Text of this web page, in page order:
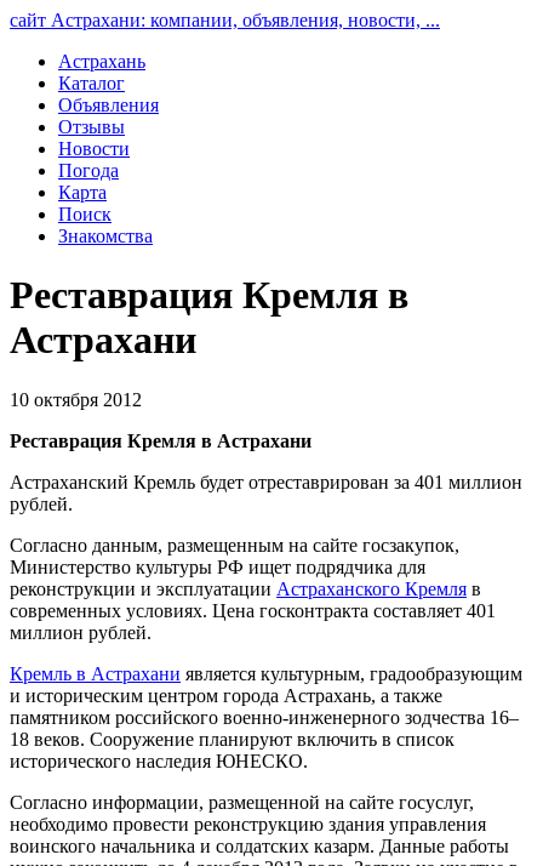
сайт Астрахани: компании, объявления, новости, ...
Астрахань
Каталог
Объявления
Отзывы
Новости
Погода
Карта
Поиск
Знакомства
Реставрация Кремля в
Астрахани
10 октября 2012
Реставрация Кремля в Астрахани
Астраханский Кремль будет отреставрирован за 401 миллион
рублей.
Согласно данным, размещенным на сайте госзакупок,
Министерство культуры РФ ищет подрядчика для
реконструкции и эксплуатации Астраханского Кремля в
современных условиях. Цена госконтракта составляет 401
миллион рублей.
Кремль в Астрахани является культурным, градообразующим
и историческим центром города Астрахань, а также
памятником российского военно-инженерного зодчества 16–
18 веков. Сооружение планируют включить в список
исторического наследия ЮНЕСКО.
Согласно информации, размещенной на сайте госуслуг,
необходимо провести реконструкцию здания управления
воинского начальника и солдатских казарм. Данные работы